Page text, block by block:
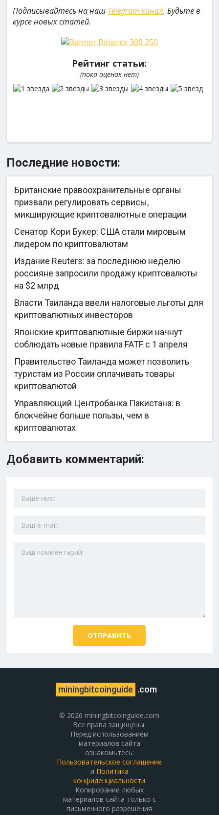
Подписывайтесь на наш Telegram канал. Будьте в
курсе новых статей.
Рейтинг статьи:
(пока оценок нет)
Последние новости:
Британские правоохранительные органы
призвали регулировать сервисы,
микширующие криптовалютные операции
Сенатор Кори Букер: США стали мировым
лидером по криптовалютам
Издание Reuters: за последнюю неделю
россияне запросили продажу криптовалюты
на $2 млрд
Власти Таиланда ввели налоговые льготы для
криптовалютных инвесторов
Японские криптовалютные биржи начнут
соблюдать новые правила FATF с 1 апреля
Правительство Таиланда может позволить
туристам из России оплачивать товары
криптовалютой
Управляющий Центробанка Пакистана: в
блокчейне больше пользы, чем в
криптовалютах
Добавить комментарий:
miningbitcoinguide .com
© 2026 miningbitcoinguide.com
Все права защищены.
Перед использованием
материалов сайта
ознакомьтесь:
Пользовательское соглашение
и Политика
конфиденциальности
Копирование любых
материалов сайта только с
письменного разрешения